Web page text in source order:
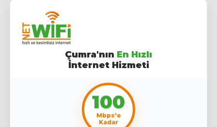
Çumra'nın En Hızlı
İnternet Hizmeti
100
Mbps'e
Kadar